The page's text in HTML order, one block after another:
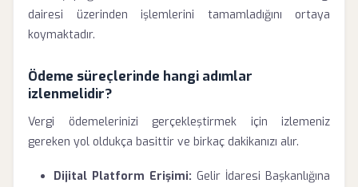
dairesi üzerinden işlemlerini tamamladığını ortaya
koymaktadır.
Ödeme süreçlerinde hangi adımlar
izlenmelidir?
Vergi ödemelerinizi gerçekleştirmek için izlemeniz
gereken yol oldukça basittir ve birkaç dakikanızı alır.
Dijital Platform Erişimi: Gelir İdaresi Başkanlığına